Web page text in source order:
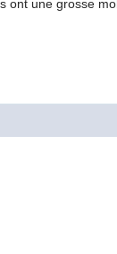
une grosse